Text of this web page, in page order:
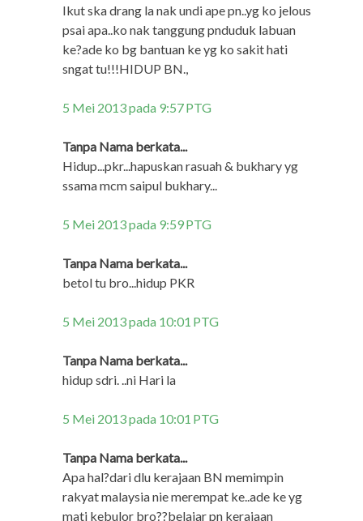
Ikut ska drang la nak undi ape pn..yg ko jelous
psai apa..ko nak tanggung pnduduk labuan
ke?ade ko bg bantuan ke yg ko sakit hati
sngat tu!!!HIDUP BN.,
5 Mei 2013 pada 9:57 PTG
Tanpa Nama berkata...
Hidup...pkr...hapuskan rasuah & bukhary yg
ssama mcm saipul bukhary...
5 Mei 2013 pada 9:59 PTG
Tanpa Nama berkata...
betol tu bro...hidup PKR
5 Mei 2013 pada 10:01 PTG
Tanpa Nama berkata...
hidup sdri. ..ni Hari la
5 Mei 2013 pada 10:01 PTG
Tanpa Nama berkata...
Apa hal?dari dlu kerajaan BN memimpin
rakyat malaysia nie merempat ke..ade ke yg
mati kebulor bro??belajar pn kerajaan